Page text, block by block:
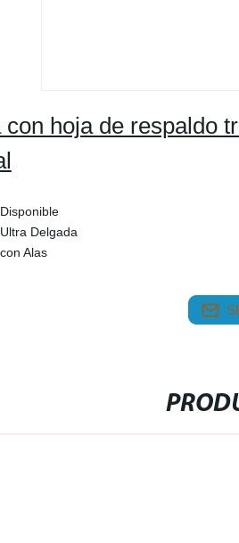
con hoja de respaldo
Disponible
Ultra Delgada
con Alas